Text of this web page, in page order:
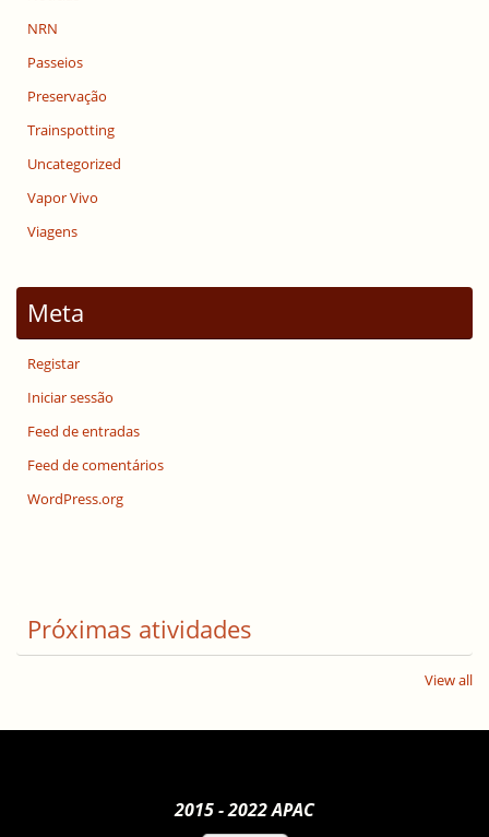
NRN
Passeios
Preservação
Trainspotting
Uncategorized
Vapor Vivo
Viagens
Meta
Registar
Iniciar sessão
Feed de entradas
Feed de comentários
WordPress.org
Próximas atividades
View all
2015 - 2022 APAC